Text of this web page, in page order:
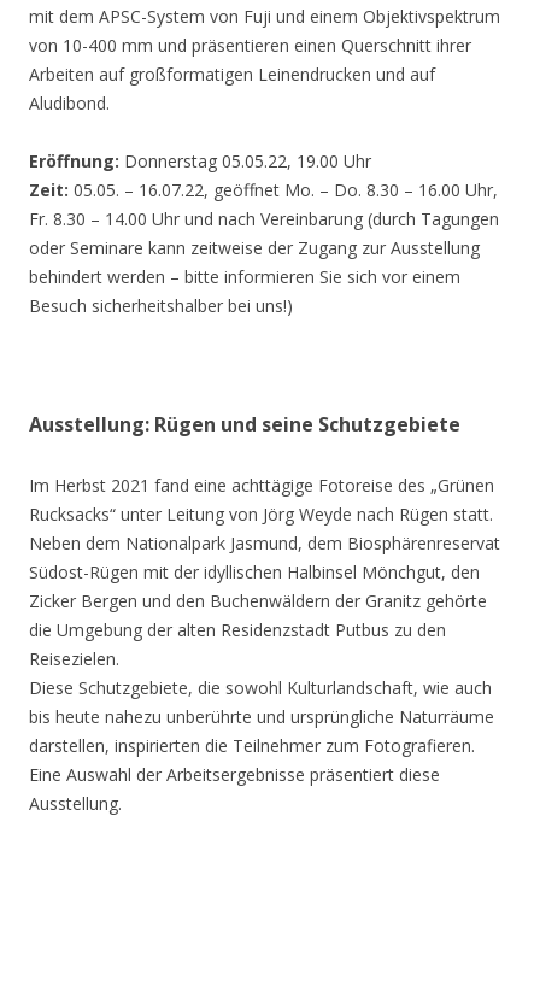
mit dem APSC-System von Fuji und einem Objektivspektrum
von 10-400 mm und präsentieren einen Querschnitt ihrer
Arbeiten auf großformatigen Leinendrucken und auf
Aludibond.
Eröffnung: Donnerstag 05.05.22, 19.00 Uhr
Zeit: 05.05. – 16.07.22, geöffnet Mo. – Do. 8.30 – 16.00 Uhr,
Fr. 8.30 – 14.00 Uhr und nach Vereinbarung (durch Tagungen
oder Seminare kann zeitweise der Zugang zur Ausstellung
behindert werden – bitte informieren Sie sich vor einem
Besuch sicherheitshalber bei uns!)
Ausstellung: Rügen und seine Schutzgebiete
Im Herbst 2021 fand eine achttägige Fotoreise des „Grünen
Rucksacks“ unter Leitung von Jörg Weyde nach Rügen statt.
Neben dem Nationalpark Jasmund, dem Biosphärenreservat
Südost-Rügen mit der idyllischen Halbinsel Mönchgut, den
Zicker Bergen und den Buchenwäldern der Granitz gehörte
die Umgebung der alten Residenzstadt Putbus zu den
Reisezielen.
Diese Schutzgebiete, die sowohl Kulturlandschaft, wie auch
bis heute nahezu unberührte und ursprüngliche Naturräume
darstellen, inspirierten die Teilnehmer zum Fotografieren.
Eine Auswahl der Arbeitsergebnisse präsentiert diese
Ausstellung.